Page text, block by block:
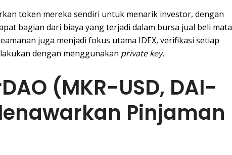
token mereka sendiri untuk menarik investor, dengan
bagian dari biaya yang terjadi dalam bursa jual beli mata
juga menjadi fokus utama IDEX, verifikasi setiap
dengan menggunakan private key.
(MKR-USD, DAI-
Pinjaman